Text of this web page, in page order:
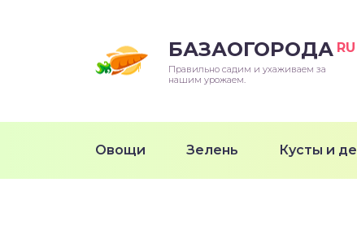
БАЗАОГОРОДА RU
Правильно садим и ухаживаем за
нашим урожаем.
Овощи Зелень Кусты и